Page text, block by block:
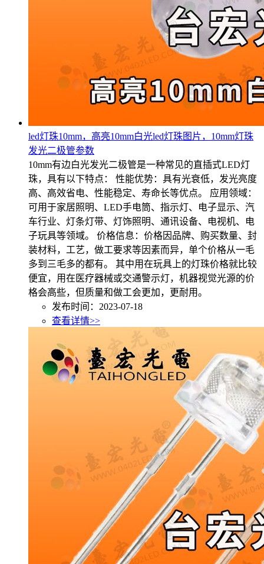
led灯珠10mm，高亮10mm白光led灯珠图片，10mm灯珠
发光二极管参数
10mm有边白光发光二极管是一种常见的直插式LED灯
珠，具有以下特点： 性能优势：具有光衰低，发光亮度
高、高效省电、性能稳定、寿命长等优点。 应用领域：
可用于家居照明、LED手电筒、指示灯、电子显示、汽
车行业、灯条灯带、灯饰照明、通讯设备、电视机、电
子玩具等领域。 价格信息：价格因品牌、购买数量、封
装材料，工艺，做工要求等因素而异，单个价格从一毛
多到三毛多的都有。 其中用在玩具上的灯珠价格就比较
便宜，用在医疗器械或交通警示灯，机器视觉光源的价
格会高些，但质量和做工会更加，更耐用。
发布时间：2023-07-18
查看详情>>